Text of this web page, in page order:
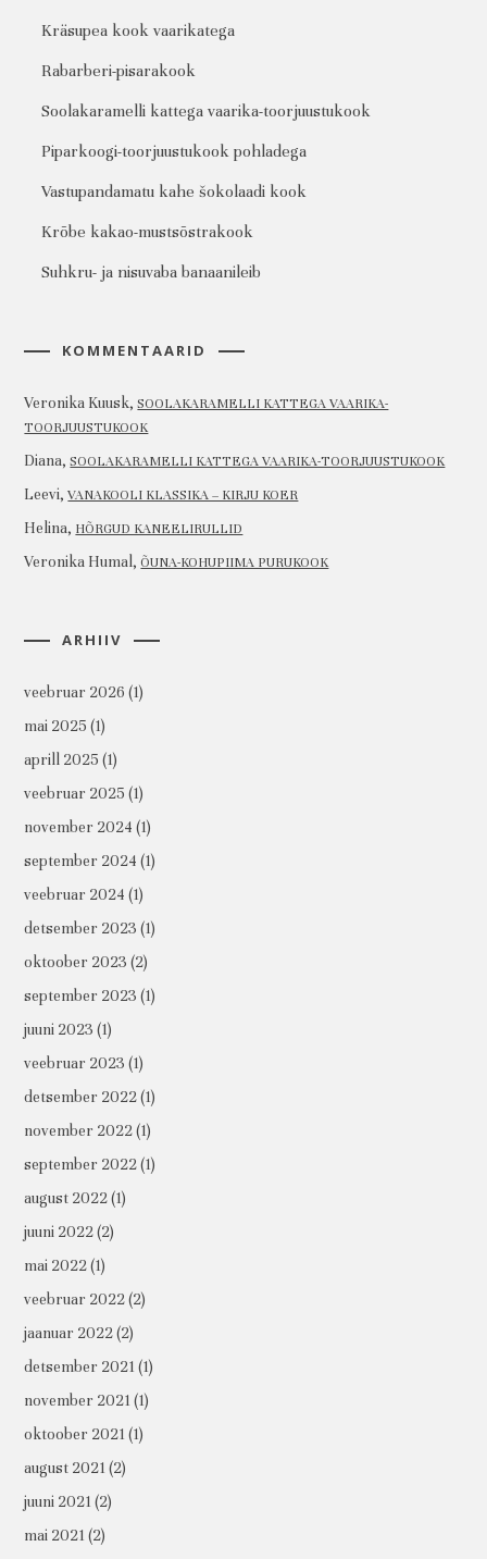
Kräsupea kook vaarikatega
Rabarberi-pisarakook
Soolakaramelli kattega vaarika-toorjuustukook
Piparkoogi-toorjuustukook pohladega
Vastupandamatu kahe šokolaadi kook
Krõbe kakao-mustsõstrakook
Suhkru- ja nisuvaba banaanileib
KOMMENTAARID
Veronika Kuusk,SOOLAKARAMELLI KATTEGA VAARIKA-
TOORJUUSTUKOOK
Diana,SOOLAKARAMELLI KATTEGA VAARIKA-TOORJUUSTUKOOK
Leevi,VANAKOOLI KLASSIKA – KIRJU KOER
Helina, HÕRGUD KANEELIRULLID
Veronika Humal, ÕUNA-KOHUPIIMA PURUKOOK
ARHIIV
veebruar 2026 (1)
mai 2025 (1)
aprill 2025 (1)
veebruar 2025 (1)
november 2024 (1)
september 2024 (1)
veebruar 2024 (1)
detsember 2023 (1)
oktoober 2023 (2)
september 2023 (1)
juuni 2023 (1)
veebruar 2023 (1)
detsember 2022(1)
november 2022(1)
september 2022(1)
august 2022(1)
juuni 2022(2)
mai 2022(1)
veebruar 2022(2)
jaanuar 2022(2)
detsember 2021(1)
november 2021(1)
oktoober 2021(1)
august 2021(2)
juuni 2021(2)
mai 2021(2)